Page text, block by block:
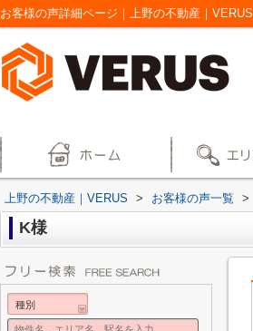
お客様の声詳細ページ｜上野の不動産｜VERUS
上野の不動産｜VERUS > お客様の声一覧 >
K様
種別